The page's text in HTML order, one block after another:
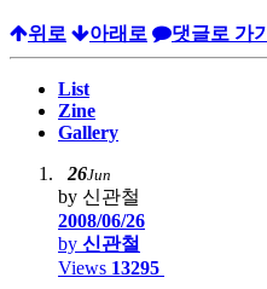
위로 아래로 댓글로 가기
List
Zine
Gallery
26Jun
by 신관철
2008/06/26
by 신관철
Views 13295